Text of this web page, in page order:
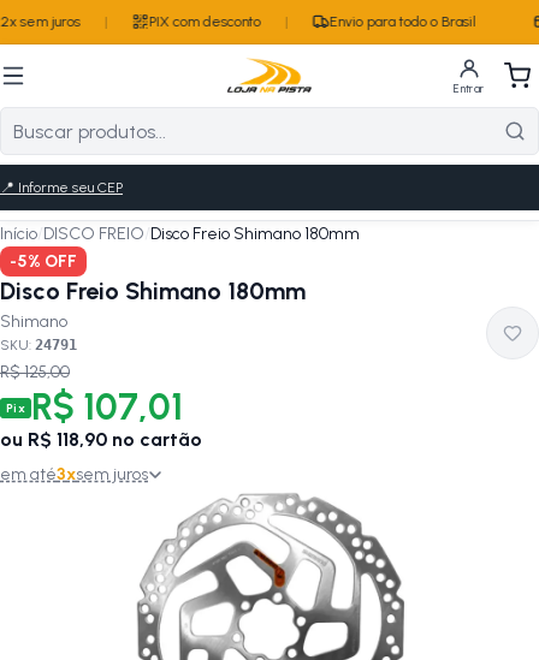
sem juros PIX com desconto Envio para todo o Brasil
Entrar
📍 Informe seu CEP
Início/DISCO FREIO/Disco Freio Shimano 180mm
-5% OFF
Disco Freio Shimano 180mm
Shimano
SKU: 24791
R$ 125,00
Pix R$ 107,01
ou R$ 118,90 no cartão
em até3xsem juros